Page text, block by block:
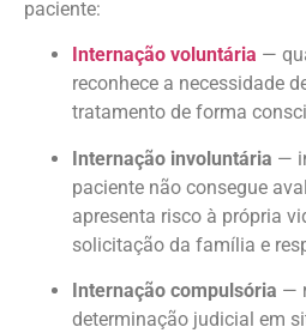
paciente:
Internação voluntária —
reconhece a necessidade
tratamento de forma
Internação involuntária —
paciente não consegue
apresenta risco à própria
solicitação da família e
Internação compulsória —
determinação judicial em